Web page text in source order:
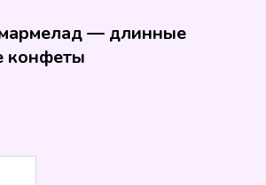
— длинные
конфеты